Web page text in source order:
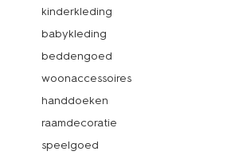
kinderkleding
babykleding
beddengoed
woonaccessoires
handdoeken
raamdecoratie
speelgoed